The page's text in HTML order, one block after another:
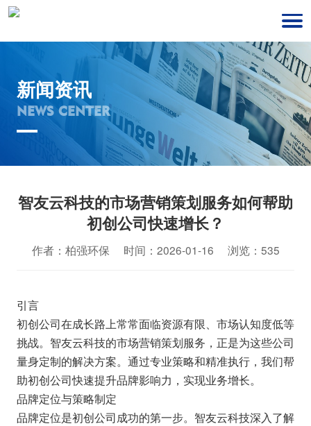
新闻资讯
NEWS CENTER
智友云科技的市场营销策划服务如何帮助
初创公司快速增长？
作者：柏强环保 时间：2026-01-16 浏览：535
引言
初创公司在成长路上常常面临资源有限、市场认知度低等
挑战。智友云科技的市场营销策划服务，正是为这些公司
量身定制的解决方案。通过专业策略和精准执行，我们帮
助初创公司快速提升品牌影响力，实现业务增长。
品牌定位与策略制定
品牌定位是初创公司成功的第一步。智友云科技深入了解